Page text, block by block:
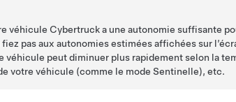
véhicule Cybertrucka une autonomie suffisante
pas aux autonomies estimées affichées sur
véhicule peut diminuer plus rapidement selon la
votre véhicule (comme le mode Sentinelle), etc.